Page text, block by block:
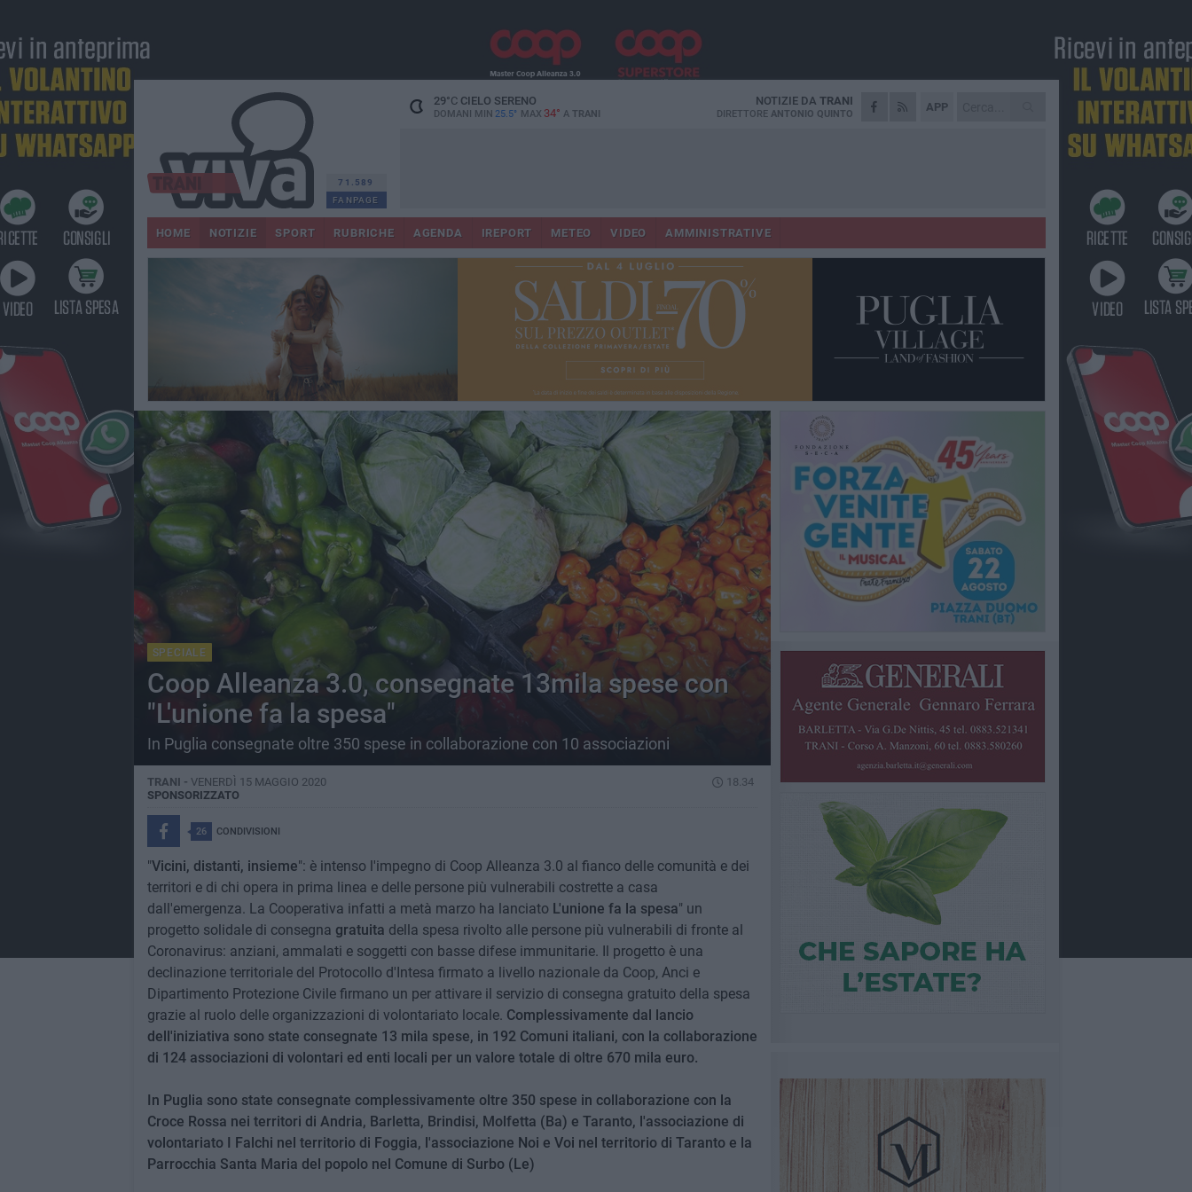
71.589
FANPAGE
29°CCIELO SERENO
DOMANI MIN 25.5° MAX 34° A TRANI
APP
NOTIZIE DA TRANI
DIRETTORE ANTONIO QUINTO
HOME NOTIZIE SPORT RUBRICHE AGENDA IREPORT METEO VIDEO AMMINISTRATIVE
SPECIALE
Coop Alleanza 3.0, consegnate 13mila spese con
"L'unione fa la spesa"
In Puglia consegnate oltre 350 spese in collaborazione con 10 associazioni
TRANI - VENERDÌ 15 MAGGIO 2020
18.34
SPONSORIZZATO
26 CONDIVISIONI
"Vicini, distanti, insieme": è intenso l'impegno di Coop Alleanza 3.0 al fianco delle comunità e dei
territori e di chi opera in prima linea e delle persone più vulnerabili costrette a casa
dall'emergenza. La Cooperativa infatti a metà marzo ha lanciato L'unione fa la spesa" un
progetto solidale di consegna gratuita della spesa rivolto alle persone più vulnerabili di fronte al
Coronavirus: anziani, ammalati e soggetti con basse difese immunitarie. Il progetto è una
declinazione territoriale del Protocollo d'Intesa firmato a livello nazionale da Coop, Anci e
Dipartimento Protezione Civile firmano un per attivare il servizio di consegna gratuito della spesa
grazie al ruolo delle organizzazioni di volontariato locale. Complessivamente dal lancio
dell'iniziativa sono state consegnate 13 mila spese, in 192 Comuni italiani, con la collaborazione
di 124 associazioni di volontari ed enti locali per un valore totale di oltre 670 mila euro.
In Puglia sono state consegnate complessivamente oltre 350 spese in collaborazione con la
Croce Rossa nei territori di Andria, Barletta, Brindisi, Molfetta (Ba) e Taranto, l'associazione di
volontariato I Falchi nel territorio di Foggia, l'associazione Noi e Voi nel territorio di Taranto e la
Parrocchia Santa Maria del popolo nel Comune di Surbo (Le)